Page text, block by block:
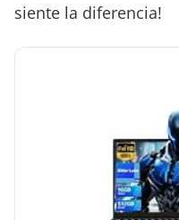
siente la diferencia!